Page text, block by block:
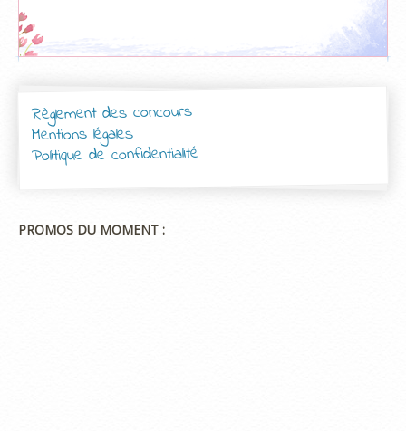
Règlement des concours
Mentions légales
Politique de confidentialité
PROMOS DU MOMENT :